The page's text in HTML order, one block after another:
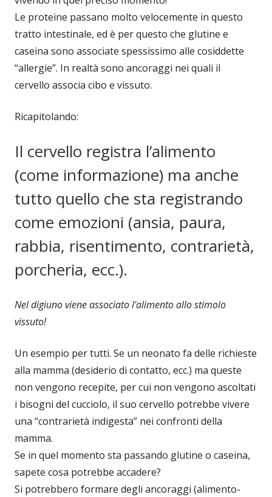
Le proteine passano molto velocemente in questo
tratto intestinale, ed è per questo che glutine e
caseina sono associate spessissimo alle cosiddette
“allergie”. In realtà sono ancoraggi nei quali il
cervello associa cibo e vissuto.
Ricapitolando:
Il cervello registra l’alimento
(come informazione) ma anche
tutto quello che sta registrando
come emozioni (ansia, paura,
rabbia, risentimento, contrarietà,
porcheria, ecc.).
Nel digiuno viene associato l'alimento allo stimolo
vissuto!
Un esempio per tutti. Se un neonato fa delle richieste
alla mamma (desiderio di contatto, ecc.) ma queste
non vengono recepite, per cui non vengono ascoltati
i bisogni del cucciolo, il suo cervello potrebbe vivere
una “contrarietà indigesta” nei confronti della
mamma.
Se in quel momento sta passando glutine o caseina,
sapete cosa potrebbe accadere?
Si potrebbero formare degli ancoraggi (alimento-